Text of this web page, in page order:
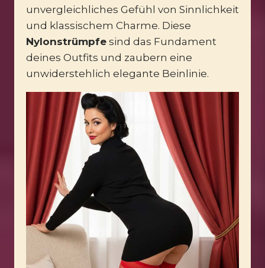
unvergleichliches Gefühl von Sinnlichkeit
und klassischem Charme. Diese
Nylonstrümpfe sind das Fundament
deines Outfits und zaubern eine
unwiderstehlich elegante Beinlinie.